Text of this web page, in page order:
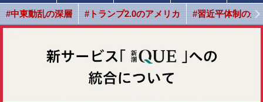
#中東動乱の深層 #トランプ2.0のアメリカ #習近平体制の光